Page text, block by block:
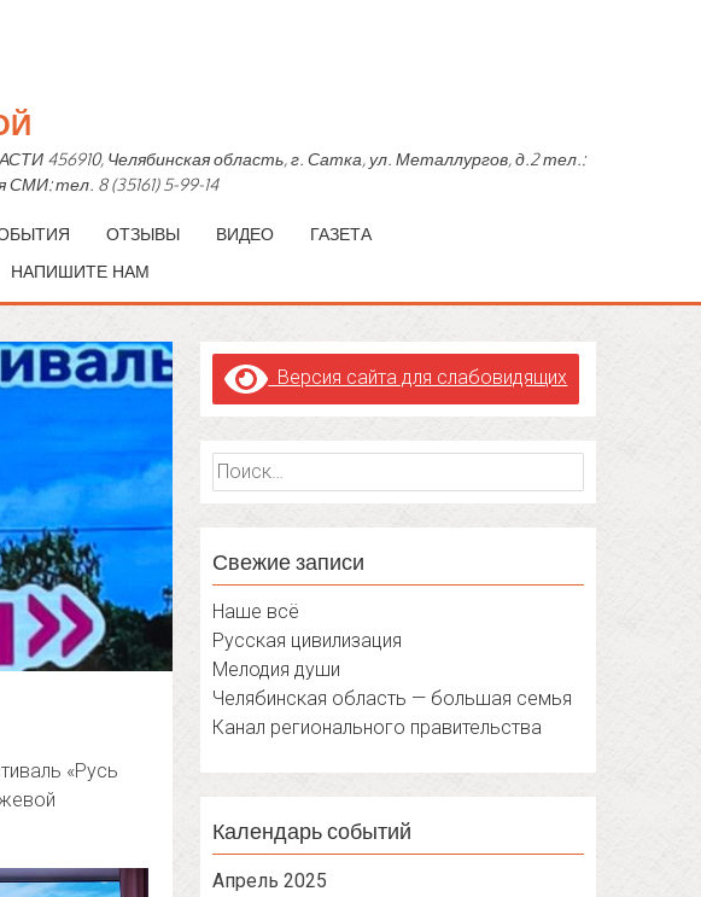
Челябинская область, г. Сатка, ул. Металлургов, д.2 тел.:
СМИ: тел. 8 (35161) 5-99-14
ОТЗЫВЫ ВИДЕО
ГАЗЕТА
НАПИШИТЕ НАМ
«Русь
Версия сайта для слабовидящих
Найти:
Свежие записи
Наше всё
Русская цивилизация
Мелодия души
Челябинская область — большая семья
Канал регионального правительства
Календарь событий
Апрель 2025